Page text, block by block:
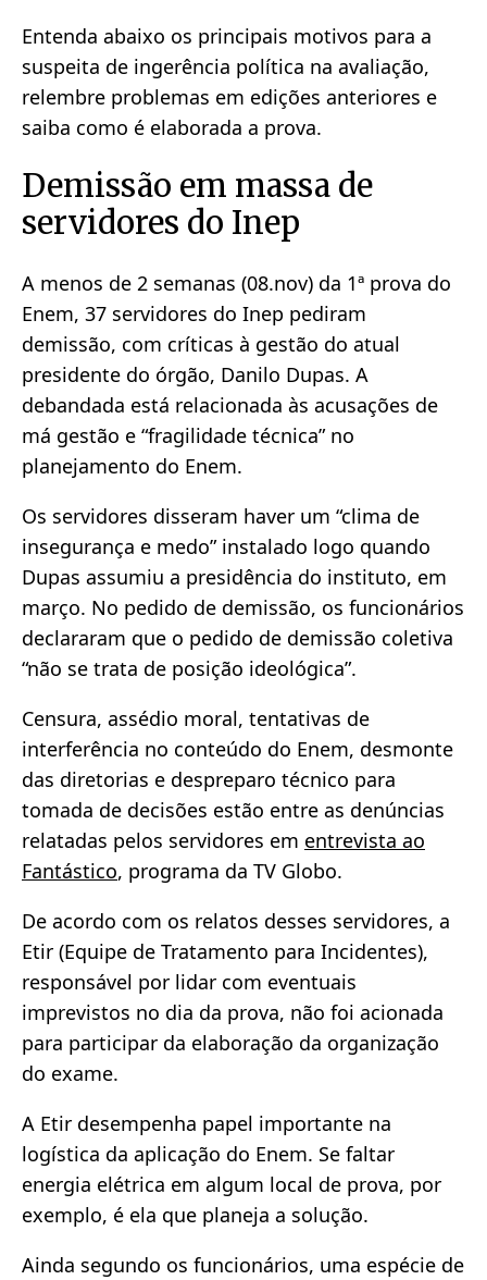
Entenda abaixo os principais motivos para a
suspeita de ingerência política na avaliação,
relembre problemas em edições anteriores e
saiba como é elaborada a prova.
Demissão em massa de
servidores do Inep
A menos de 2 semanas (08.nov) da 1ª prova do
Enem, 37 servidores do Inep pediram
demissão, com críticas à gestão do atual
presidente do órgão, Danilo Dupas. A
debandada está relacionada às acusações de
má gestão e “fragilidade técnica” no
planejamento do Enem.
Os servidores disseram haver um “clima de
insegurança e medo” instalado logo quando
Dupas assumiu a presidência do instituto, em
março. No pedido de demissão, os funcionários
declararam que o pedido de demissão coletiva
“não se trata de posição ideológica”.
Censura, assédio moral, tentativas de
interferência no conteúdo do Enem, desmonte
das diretorias e despreparo técnico para
tomada de decisões estão entre as denúncias
relatadas pelos servidores em entrevista ao
Fantástico, programa da TV Globo.
De acordo com os relatos desses servidores, a
Etir (Equipe de Tratamento para Incidentes),
responsável por lidar com eventuais
imprevistos no dia da prova, não foi acionada
para participar da elaboração da organização
do exame.
A Etir desempenha papel importante na
logística da aplicação do Enem. Se faltar
energia elétrica em algum local de prova, por
exemplo, é ela que planeja a solução.
Ainda segundo os funcionários, uma espécie de